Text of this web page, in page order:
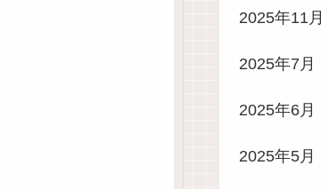
2025年11月
2025年7月
2025年6月
2025年5月